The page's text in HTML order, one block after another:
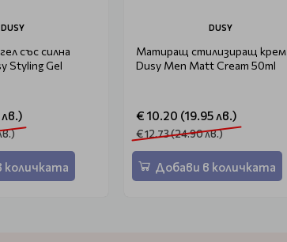
DUSY
със силна
Styling Gel
количката
DUSY
Матиращ стилизиращ крем
Dusy Men Matt Cream 50ml
€ 10.20 (19.95 лв.)
€ 12.73 (24.90 лв.)
Добави в количката